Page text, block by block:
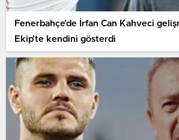
Fenerbahçe’de İrfan Can Kahveci
Ekip’te kendini gösterdi